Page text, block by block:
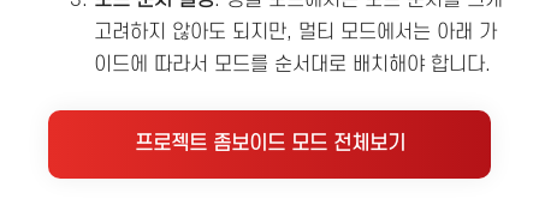
고려하지 않아도 되지만, 멀티 모드에서는 아래 가
이드에 따라서 모드를 순서대로 배치해야 합니다.
프로젝트 좀보이드 모드 전체보기